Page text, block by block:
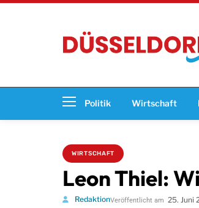
Politik Wirtschaft
WIRTSCHAFT
Leon Thiel:
RedaktionVeröffentlicht am 25. Juni